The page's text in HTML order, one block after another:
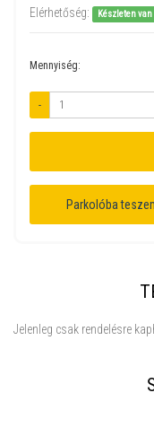
Elérhetőség:
Készleten van
Mennyiség:
-
Parkolóba
Jelenleg csak rendelésre